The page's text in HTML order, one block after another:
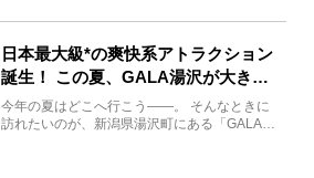
日本最大級*の爽快系アトラクション
誕生！ この夏、GALA湯沢が大きく
生まれ変わる
今年の夏はどこへ行こう――。 そんなときに
訪れたいのが、新潟県湯沢町にある「GALA湯